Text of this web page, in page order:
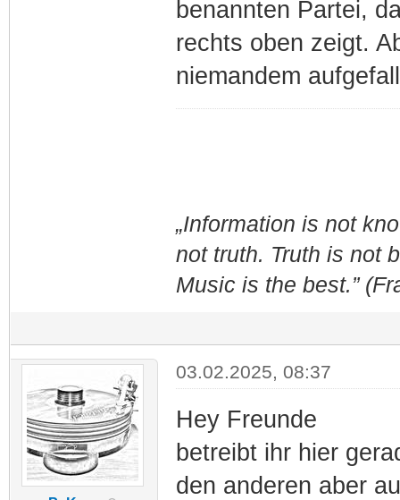
benannten Partei,
rechts oben zeigt.
niemandem
„Information is not
not truth. Truth is not
Music is the best.”
03.02.2025, 08:37
Hey Freunde
betreibt ihr hier
den anderen aber